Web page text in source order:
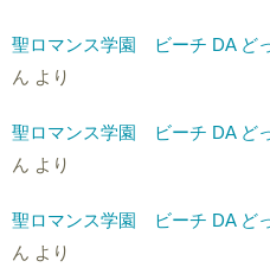
聖ロマンス学園 ビーチ DA ど
ん より
聖ロマンス学園 ビーチ DA ど
ん より
聖ロマンス学園 ビーチ DA ど
ん より